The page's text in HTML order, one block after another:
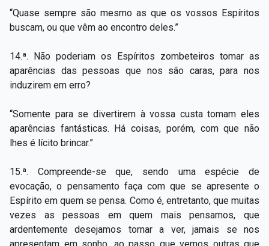
“Quase sempre são mesmo as que os vossos Espíritos
buscam, ou que vêm ao encontro deles.”
14.ª. Não poderiam os Espíritos zombeteiros tomar as
aparências das pessoas que nos são caras, para nos
induzirem em erro?
“Somente para se divertirem à vossa custa tomam eles
aparências fantásticas. Há coisas, porém, com que não
lhes é lícito brincar.”
15.ª. Compreende-se que, sendo uma espécie de
evocação, o pensamento faça com que se apresente o
Espírito em quem se pensa. Como é, entretanto, que muitas
vezes as pessoas em quem mais pensamos, que
ardentemente desejamos tornar a ver, jamais se nos